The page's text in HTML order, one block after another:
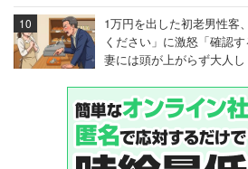
1万円を出した初老男性客
ください」に激怒「確認
妻には頭が上がらず大人し